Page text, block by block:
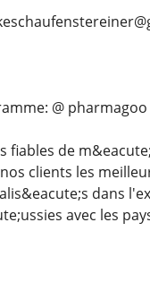
@ pharmagoo
fiables de
clients les
dans
avec les